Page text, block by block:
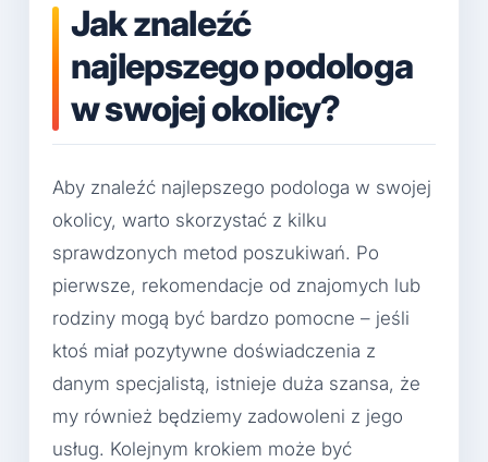
Jak znaleźć
najlepszego podologa
w swojej okolicy?
Aby znaleźć najlepszego podologa w swojej
okolicy, warto skorzystać z kilku
sprawdzonych metod poszukiwań. Po
pierwsze, rekomendacje od znajomych lub
rodziny mogą być bardzo pomocne – jeśli
ktoś miał pozytywne doświadczenia z
danym specjalistą, istnieje duża szansa, że
my również będziemy zadowoleni z jego
usług. Kolejnym krokiem może być